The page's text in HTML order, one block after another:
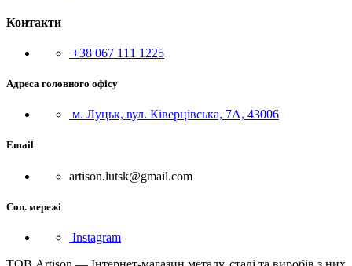
Контакти
+38 067 111 1225
Адреса головного офісу
м. Луцьк, вул. Ківерцівська, 7А, 43006
Email
artison.lutsk@gmail.com
Соц. мережі
Instagram